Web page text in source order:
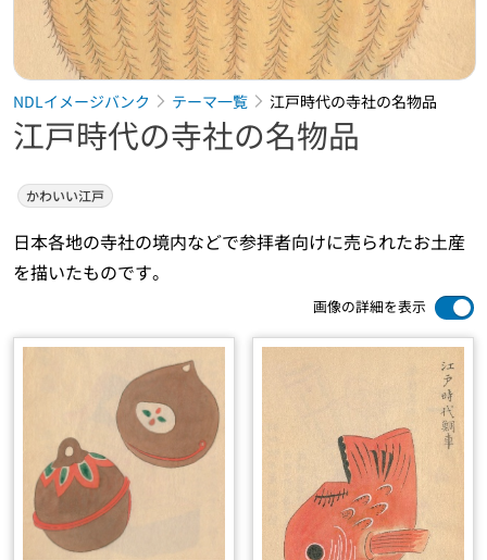
NDLイメージバンク テーマ一覧 江戸時代の寺社の名物品
江戸時代の寺社の名物品
かわいい江戸
日本各地の寺社の境内などで参拝者向けに売られたお土産
を描いたものです。
画像の詳細を表示